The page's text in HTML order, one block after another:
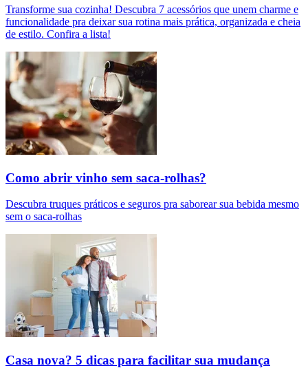
Transforme sua cozinha! Descubra 7 acessórios que unem charme e
funcionalidade pra deixar sua rotina mais prática, organizada e cheia
de estilo. Confira a lista!
Como abrir vinho sem saca-rolhas?
Descubra truques práticos e seguros pra saborear sua bebida mesmo
sem o saca-rolhas
Casa nova? 5 dicas para facilitar sua mudança